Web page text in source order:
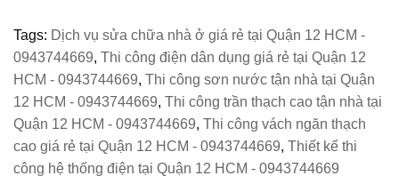
Tags: Dịch vụ sửa chữa nhà ở giá rẻ tại Quận 12 HCM -
0943744669, Thi công điện dân dụng giá rẻ tại Quận 12
HCM - 0943744669, Thi công sơn nước tận nhà tại Quận
12 HCM - 0943744669, Thi công trần thạch cao tận nhà tại
Quận 12 HCM - 0943744669, Thi công vách ngăn thạch
cao giá rẻ tại Quận 12 HCM - 0943744669, Thiết kế thi
công hệ thống điện tại Quận 12 HCM - 0943744669